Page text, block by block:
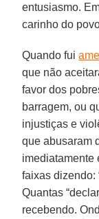
entusiasmo.
carinho do
Quando fui
que não
favor dos
barragem, ou
injustiças e
que abusaram
imediatamente
faixas dizendo:
Quantas
recebendo.